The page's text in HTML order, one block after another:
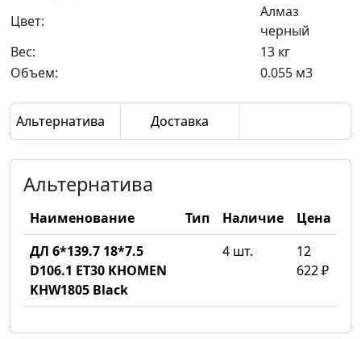
Цвет:
Алмаз
черный
Вес:
13 кг
Объем:
0.055 м3
Альтернатива Доставка
Альтернатива
Наименование Тип Наличие
Цена
ДЛ 6*139.7 18*7.5
D106.1 ET30 KHOMEN
KHW1805 Black
4 шт.
12
622 ₽